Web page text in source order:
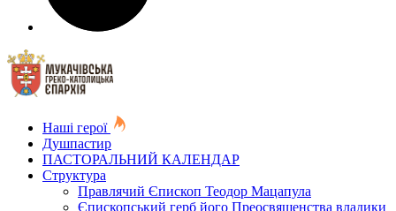
Наші герої
Душпастир
ПАСТОРАЛЬНИЙ КАЛЕНДАР
Структура
Правлячий Єпископ Теодор Мацапула
Єпископський герб його Преосвященства владики